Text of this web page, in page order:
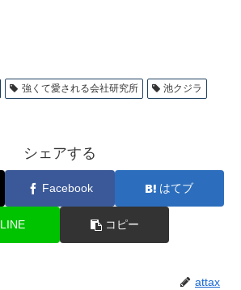
強くて愛される会社研究所 池クジラ
シェアする
Facebook はてブ
LINE コピー
attax